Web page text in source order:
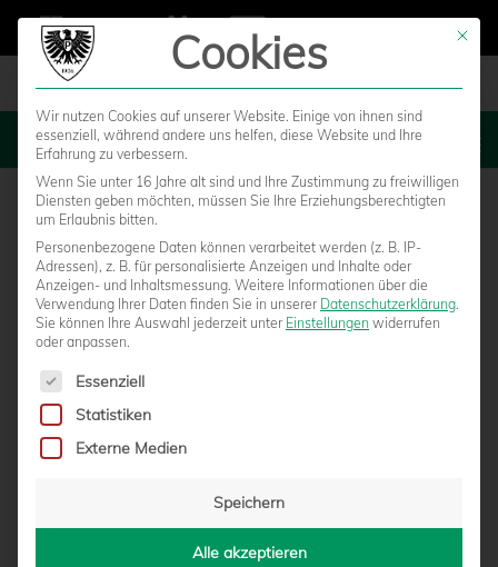
MENU
WDFV TERMINIERT SPIELTAGE BIS ZUM
vonMarcel Weskamp|16.09.2022 - 15:49
Mit
Cookies
Wir nutzen Cookies auf unserer Website. Einige von ihnen sind
essenziell, während andere uns helfen, diese Website und Ihre
Erfahrung zu verbessern.
Wenn Sie unter 16 Jahre alt sind und Ihre Zustimmung zu freiwilligen
Diensten geben möchten, müssen Sie Ihre Erziehungsberechtigten
um Erlaubnis bitten.
Personenbezogene Daten können verarbeitet werden (z. B. IP-
Adressen), z. B. für personalisierte Anzeigen und Inhalte oder
Anzeigen- und Inhaltsmessung. Weitere Informationen über die
Verwendung Ihrer Daten finden Sie in unserer Datenschutzerklärung.
Sie können Ihre Auswahl jederzeit unter Einstellungen widerrufen
oder anpassen.
Es folgt eine Liste der Service-Gruppen, für die eine
Essenziell
Statistiken
Externe Medien
Speichern
Alle akzeptieren